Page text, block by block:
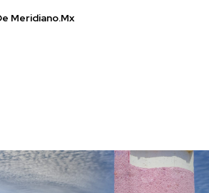
Meridiano.mx